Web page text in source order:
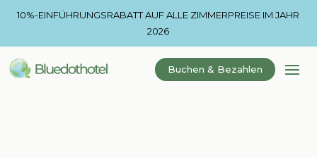
10%-EINFÜHRUNGSRABATT AUF ALLE ZIMMERPREISE IM JAHR
2026
Buchen & Bezahlen